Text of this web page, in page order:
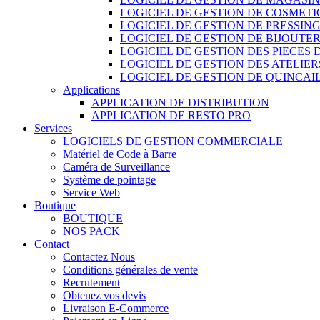
LOGICIEL DE GESTION DE
LOGICIEL DE GESTION DE PRESSING
LOGICIEL DE GESTION DE
LOGICIEL DE GESTION DES PIECES
LOGICIEL DE GESTION DES
LOGICIEL DE GESTION DE
Applications
APPLICATION DE DISTRIBUTION
APPLICATION DE RESTO PRO
Services
LOGICIELS DE GESTION COMMERCIALE
Matériel de Code à Barre
Caméra de Surveillance
Système de pointage
Service Web
Boutique
BOUTIQUE
NOS PACK
Contact
Contactez Nous
Conditions générales de vente
Recrutement
Obtenez vos devis
Livraison E-Commerce